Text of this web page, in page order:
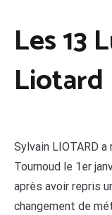
Les 13
Liotard
Sylvain LIOTARD
Tournoud le 1er
après avoir repris
changement de